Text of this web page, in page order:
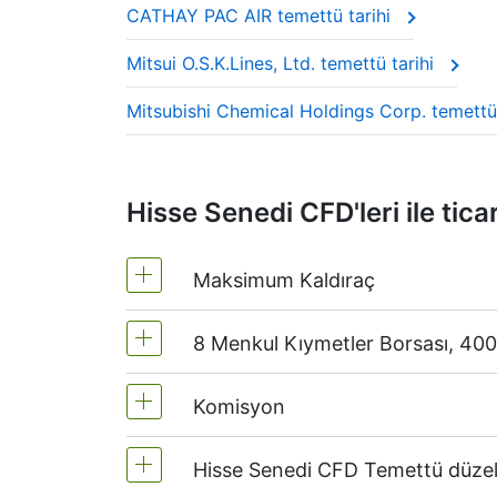
These companies are often called
This adjustment makes sure the CFD
CATHAY PAC AIR temettü tarihi
Mitsui O.S.K.Lines, Ltd. temettü tarihi
Mitsubishi Chemical Holdings Corp.
Hisse Senedi CFD'leri ile
Maksimum Kaldıraç
MetaTrader 4 ve MetaTrader 5 -
NetTradeX'te hisse senedi
8 Menkul Kıymetler Borsası,
Biz dünyanın önde gelen 8 Menkul
(Almanya),LSE(İngiltere),ASX
Komisyon
Emir hacminin %0.1'inden başlayan,
Hisse Senedi CFD Temettü